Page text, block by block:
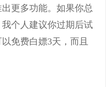
更多功能。如果你总
个人建议你过期后试
免费白嫖3天，而且